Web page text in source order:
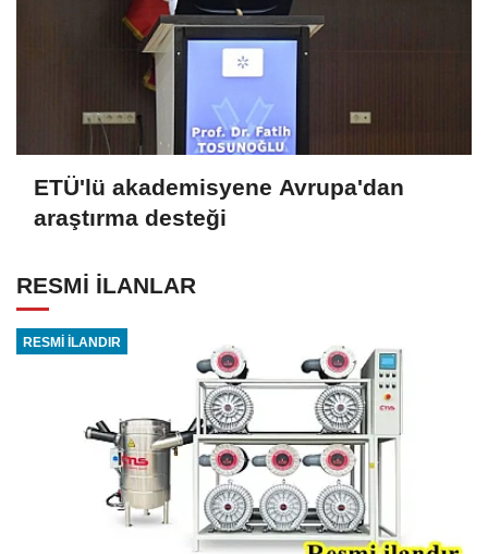
ETÜ'lü akademisyene Avrupa'dan
araştırma desteği
RESMİ İLANLAR
RESMİ İLANDIR